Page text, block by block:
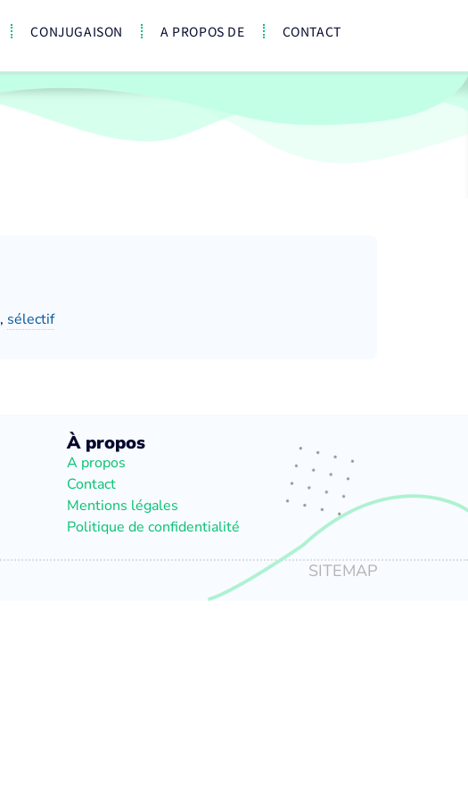
CONJUGAISON A PROPOS DE CONTACT
, sélectif
À propos
A propos
Contact
Mentions légales
Politique de confidentialité
SITEMAP